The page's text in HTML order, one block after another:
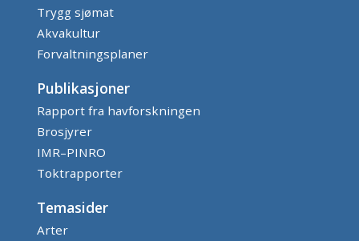
Trygg sjømat
Akvakultur
Forvaltningsplaner
Publikasjoner
Rapport fra havforskningen
Brosjyrer
IMR–PINRO
Toktrapporter
Temasider
Arter